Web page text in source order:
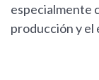
especialmente
producción y el